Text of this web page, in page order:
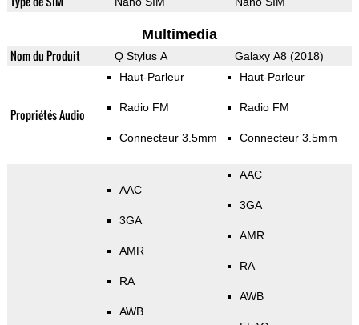
Multimedia
Nom du Produit Q Stylus A Galaxy A8 (2018)
Propriétés Audio
Haut-Parleur
Radio FM
Connecteur 3.5mm
Haut-Parleur
Radio FM
Connecteur 3.5mm
AAC
3GA
AMR
RA
AWB
AAC
3GA
AMR
RA
AWB